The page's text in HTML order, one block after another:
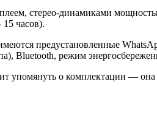
стерео-динамиками
часов).
предустановленные
Bluetooth, режим
упомянуть о комплектации —